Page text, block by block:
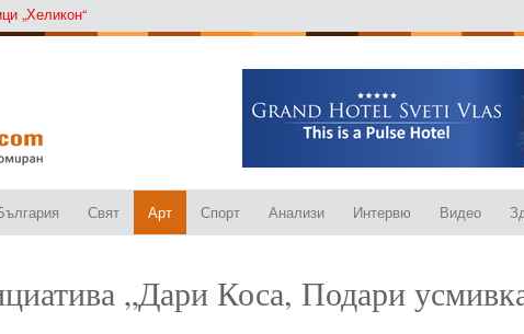
Свят Арт Спорт Анализи Интервю Видео
„Дари Коса, Подари